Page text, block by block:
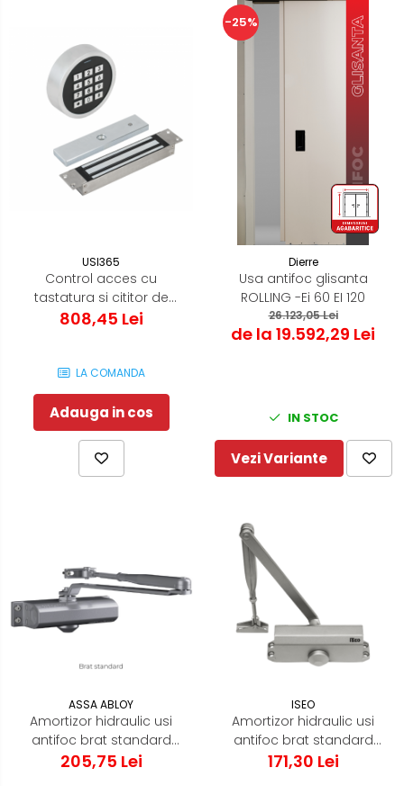
USI365
Control acces cu
tastatura si cititor de
carduri - Electromagnet si
808,45 Lei
LA COMANDA
Adauga in cos
-25%
Dierre
Usa antifoc glisanta
ROLLING -Ei 60 EI 120
26.123,05 Lei
de la 19.592,29 Lei
IN STOC
Vezi Variante
ASSA ABLOY
Amortizor hidraulic usi
antifoc brat standard
argintiu
205,75 Lei
ISEO
Amortizor hidraulic usi
antifoc brat standard
argintiu
171,30 Lei